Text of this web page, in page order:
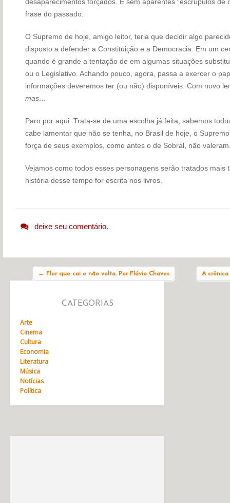
frase do passado.
O Supremo de hoje, amigo leitor, teria que decidir algo
disposto a defender a Constituição e a Democracia. Em um
quando é grande a tentação de em algumas situações
ou o Legislativo. Achando pouco, agora, passa a exercer o
informações deveremos ter (ou não) disponíveis. Com novo
mas…
Paro por aqui. Trata-se de uma escolha já feita, sabemos
cabe lamentar que não se tenha, no Brasil de hoje, o
força de seus exemplos, como antes o de Sobral, não
Vejamos como todos esses personagens serão tratados mais
história desse tempo for escrita nos livros.
deixe seu comentário.
← Flor que cai e não volta. Por Flávio Chaves A
CATEGORIAS
Arte
Cinema
Cultura
Economia
Literatura
Música
Notícias
Política